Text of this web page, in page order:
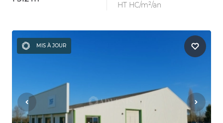
HT HC/m²/an
MIS À JOUR